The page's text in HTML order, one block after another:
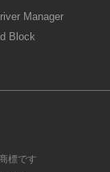
Manager
Block
標です